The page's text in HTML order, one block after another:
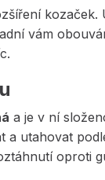
vám
a je v ní
a utahovat
oproti